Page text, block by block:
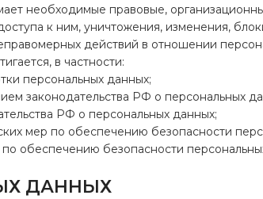
необходимые правовые,
к ним, уничтожения, изменения,
действий в отношении
в частности:
персональных данных;
законодательства РФ о персональных
РФ о персональных данных;
мер по обеспечению безопасности
обеспечению безопасности
ДАННЫХ